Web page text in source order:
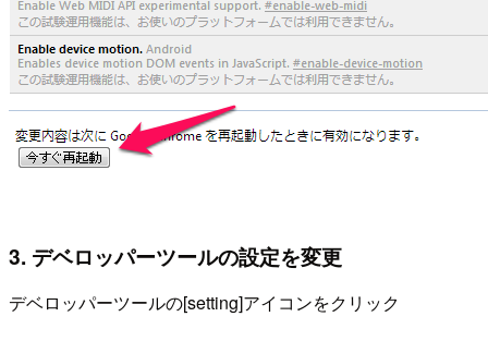
3. デベロッパーツールの設定を変更
デベロッパーツールの[setting]アイコンをクリック